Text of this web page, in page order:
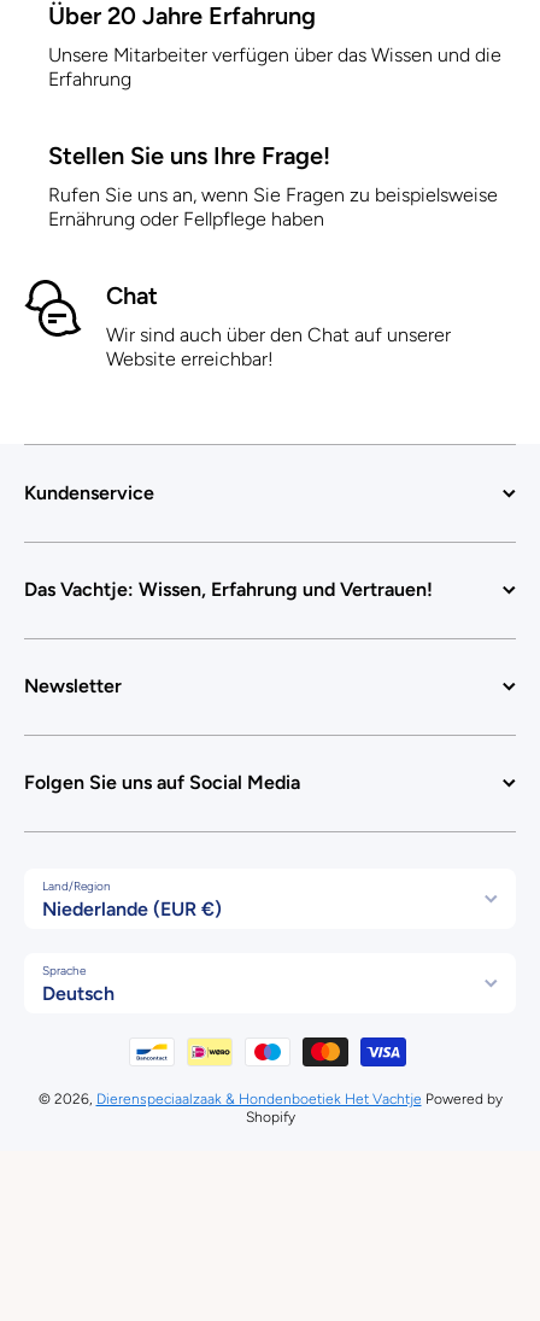
Über 20 Jahre Erfahrung
Unsere Mitarbeiter verfügen über das Wissen und die
Erfahrung
Stellen Sie uns Ihre Frage!
Rufen Sie uns an, wenn Sie Fragen zu beispielsweise
Ernährung oder Fellpflege haben
Chat
Wir sind auch über den Chat auf unserer
Website erreichbar!
Kundenservice
Das Vachtje: Wissen, Erfahrung und Vertrauen!
Newsletter
Folgen Sie uns auf Social Media
Land/Region
Niederlande (EUR €)
Sprache
Deutsch
Zahlungsmethoden
© 2026, Dierenspeciaalzaak & Hondenboetiek Het Vachtje Powered by
Shopify